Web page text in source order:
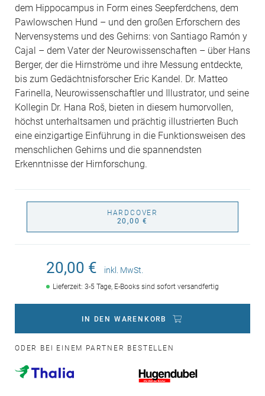
dem Hippocampus in Form eines Seepferdchens, dem
Pawlowschen Hund – und den großen Erforschern des
Nervensystems und des Gehirns: von Santiago Ramón y
Cajal – dem Vater der Neurowissenschaften – über Hans
Berger, der die Hirnströme und ihre Messung entdeckte,
bis zum Gedächtnisforscher Eric Kandel. Dr. Matteo
Farinella, Neurowissenschaftler und Illustrator, und seine
Kollegin Dr. Hana Roš, bieten in diesem humorvollen,
höchst unterhaltsamen und prächtig illustrierten Buch
eine einzigartige Einführung in die Funktionsweisen des
menschlichen Gehirns und die spannendsten
Erkenntnisse der Hirnforschung.
HARDCOVER
20,00 €
20,00 € inkl. MwSt.
Lieferzeit: 3-5 Tage, E-Books sind sofort versandfertig
IN DEN WARENKORB
ODER BEI EINEM PARTNER BESTELLEN